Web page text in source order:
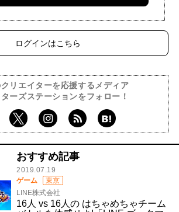
ログインはこちら
クリエイターを応援するメディア
ーズステーションをフォロー！
おすすめ記事
2019.07.19
ゲーム
東京
LINE株式会社
16人 vs 16人の はちゃめちゃチーム